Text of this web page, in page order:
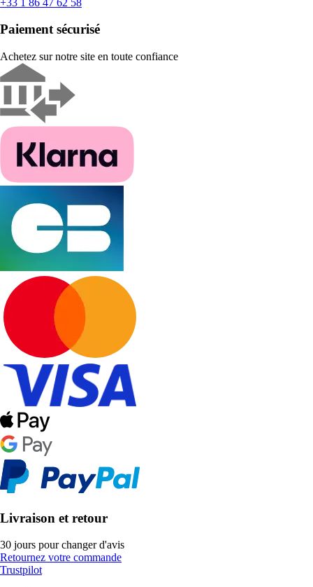
Paiement sécurisé
Achetez sur notre site en toute confiance
Livraison et retour
30 jours pour changer d'avis
Retournez votre commande
Trustpilot